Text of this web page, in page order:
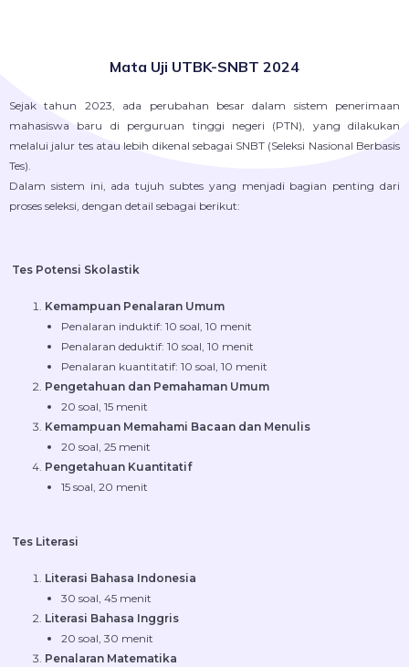
Mata Uji UTBK-SNBT 2024
Sejak tahun 2023, ada perubahan besar dalam sistem penerimaan
mahasiswa baru di perguruan tinggi negeri (PTN), yang dilakukan
melalui jalur tes atau lebih dikenal sebagai SNBT (Seleksi Nasional Berbasis
Tes).
Dalam sistem ini, ada tujuh subtes yang menjadi bagian penting dari
proses seleksi, dengan detail sebagai berikut:
Tes Potensi Skolastik
Kemampuan Penalaran Umum
Penalaran induktif: 10 soal, 10 menit
Penalaran deduktif: 10 soal, 10 menit
Penalaran kuantitatif: 10 soal, 10 menit
Pengetahuan dan Pemahaman Umum
20 soal, 15 menit
Kemampuan Memahami Bacaan dan Menulis
20 soal, 25 menit
Pengetahuan Kuantitatif
15 soal, 20 menit
Tes Literasi
Literasi Bahasa Indonesia
30 soal, 45 menit
Literasi Bahasa Inggris
20 soal, 30 menit
Penalaran Matematika